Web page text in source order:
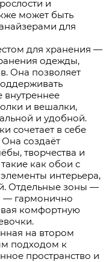
и
может быть
для
для хранения —
одежды,
Она позволяет
и вешалки,
и удобной.
сочетает в себе
Она создаёт
творчества и
как обои с
интерьера,
Отдельные зоны —
— гармонично
комфортную
на втором
подходом к
пространство и